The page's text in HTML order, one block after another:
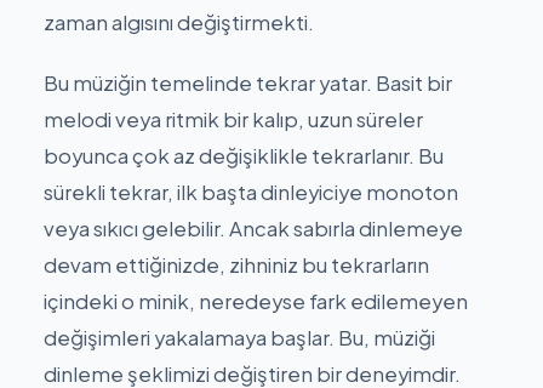
zaman algısını değiştirmekti.
Bu müziğin temelinde tekrar yatar. Basit bir
melodi veya ritmik bir kalıp, uzun süreler
boyunca çok az değişiklikle tekrarlanır. Bu
sürekli tekrar, ilk başta dinleyiciye monoton
veya sıkıcı gelebilir. Ancak sabırla dinlemeye
devam ettiğinizde, zihniniz bu tekrarların
içindeki o minik, neredeyse fark edilemeyen
değişimleri yakalamaya başlar. Bu, müziği
dinleme şeklimizi değiştiren bir deneyimdir.